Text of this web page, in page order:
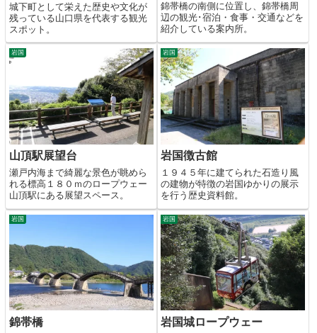
城下町として栄えた歴史や文化が
残っている山口県を代表する観光
スポット。
錦帯橋の南側に位置し、錦帯橋周
辺の観光･宿泊・食事・交通などを
紹介している案内所。
岩国
山頂駅展望台
瀬戸内海まで綺麗な景色が眺めら
れる標高１８０ｍのロープウェー
山頂駅にある展望スペース。
岩国
岩国徴古館
１９４５年に建てられた石造り風
の建物が特徴の岩国ゆかりの展示
を行う歴史資料館。
岩国
錦帯橋
岩国
岩国城ロープウェー